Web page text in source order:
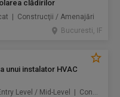
clădirilor
| Construcţii / Amenajări
Bucuresti, IF
unui instalator HVAC
Full time | Junior/Entry Level / Mid-Level | Construcţii / Amenajări